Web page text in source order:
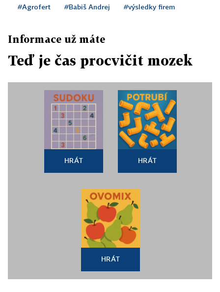
#Agrofert #Babiš Andrej #výsledky firem
Informace už máte
Teď je čas procvičit mozek
HRÁT HRÁT
HRÁT